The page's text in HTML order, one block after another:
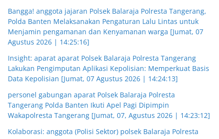
Bangga! anggota jajaran Polsek Balaraja Polresta Tangerang,
Polda Banten Melaksanakan Pengaturan Lalu Lintas untuk
Menjamin pengamanan dan Kenyamanan warga [Jumat, 07
Agustus 2026 | 14:25:16]
Insight: aparat aparat Polsek Balaraja Polresta Tangerang
Lakukan Pengimputan Aplikasi Kepolisian: Memperkuat Basis
Data Kepolisian [Jumat, 07 Agustus 2026 | 14:24:13]
personel gabungan aparat Polsek Balaraja Polresta
Tangerang Polda Banten Ikuti Apel Pagi Dipimpin
Wakapolresta Tangerang [Jumat, 07, Agustus 2026 | 14:23:12]
Kolaborasi: anggota (Polisi Sektor) polsek Balaraja Polresta